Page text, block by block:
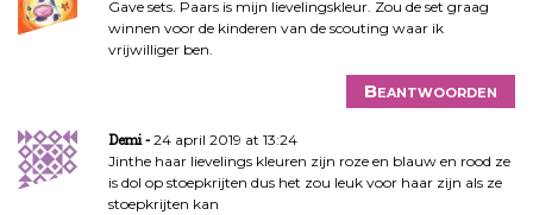
Gave sets. Paars is mijn lievelingskleur. Zou de set graag
winnen voor de kinderen van de scouting waar ik
vrijwilliger ben.
Beantwoorden
Demi
24 april 2019 at 13:24
Jinthe haar lievelings kleuren zijn roze en blauw en rood ze
is dol op stoepkrijten dus het zou leuk voor haar zijn als ze
stoepkrijten kan